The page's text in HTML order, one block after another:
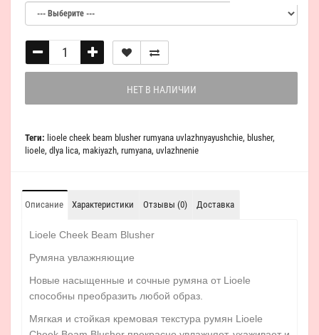
НЕТ В НАЛИЧИИ
Теги: lioele cheek beam blusher rumyana uvlazhnyayushchie, blusher,
lioele, dlya lica, makiyazh, rumyana, uvlazhnenie
Описание Характеристики Отзывы (0) Доставка
Lioele Cheek Beam Blusher
Румяна увлажняющие
Новые насыщенные и сочные румяна от Lioele
способны преобразить любой образ.
Мягкая и стойкая кремовая текстура румян Lioele